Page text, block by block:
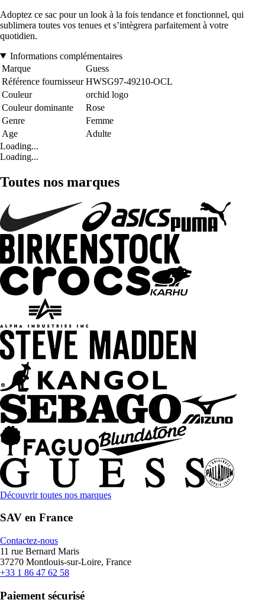
Adoptez ce sac pour un look à la fois tendance et fonctionnel, qui
sublimera toutes vos tenues et s’intègrera parfaitement à votre
quotidien.
Informations complémentaires
Marque
Guess
Référence fournisseur HWSG97-49210-OCL
Couleur
orchid logo
Couleur dominante
Rose
Genre
Femme
Age
Adulte
Loading...
Loading...
Toutes nos marques
Découvrir toutes nos marques
SAV en France
Contactez-nous
11 rue Bernard Maris
37270 Montlouis-sur-Loire, France
+33 1 86 47 62 58
Paiement sécurisé